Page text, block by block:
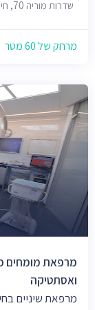
שדרות מוריה 70, חיפה
מרחק של 60 מטר
מרפאת מומחים
ואסתטיקה
מרפאת שיניים